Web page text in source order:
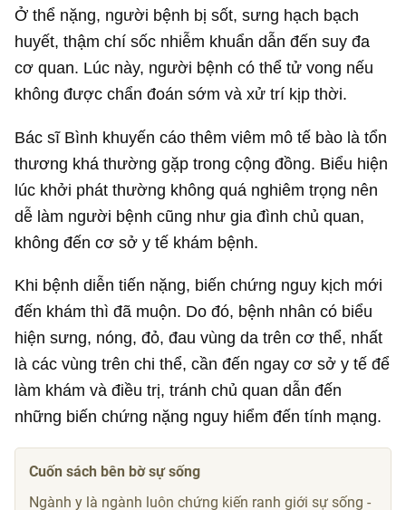
Ở thể nặng, người bệnh bị sốt, sưng hạch bạch
huyết, thậm chí sốc nhiễm khuẩn dẫn đến suy đa
cơ quan. Lúc này, người bệnh có thể tử vong nếu
không được chẩn đoán sớm và xử trí kịp thời.
Bác sĩ Bình khuyến cáo thêm viêm mô tế bào là tổn
thương khá thường gặp trong cộng đồng. Biểu hiện
lúc khởi phát thường không quá nghiêm trọng nên
dễ làm người bệnh cũng như gia đình chủ quan,
không đến cơ sở y tế khám bệnh.
Khi bệnh diễn tiến nặng, biến chứng nguy kịch mới
đến khám thì đã muộn. Do đó, bệnh nhân có biểu
hiện sưng, nóng, đỏ, đau vùng da trên cơ thể, nhất
là các vùng trên chi thể, cần đến ngay cơ sở y tế để
làm khám và điều trị, tránh chủ quan dẫn đến
những biến chứng nặng nguy hiểm đến tính mạng.
Cuốn sách bên bờ sự sống
Ngành y là ngành luôn chứng kiến ranh giới sự sống -